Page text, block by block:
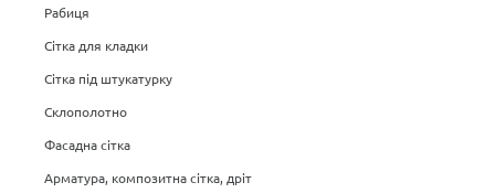
Рабиця
Сітка для кладки
Сітка під штукатурку
Склополотно
Фасадна сітка
Арматура, композитна сітка, дріт